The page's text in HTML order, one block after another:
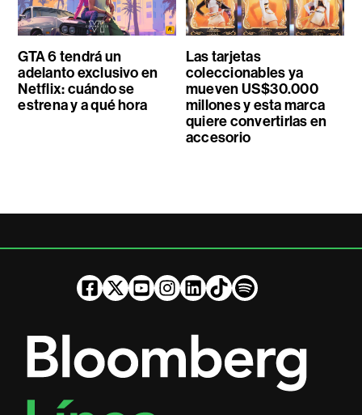
GTA 6 tendrá un
adelanto exclusivo en
Netflix: cuándo se
estrena y a qué hora
Las tarjetas
coleccionables ya
mueven US$30.000
millones y esta marca
quiere convertirlas en
accesorio